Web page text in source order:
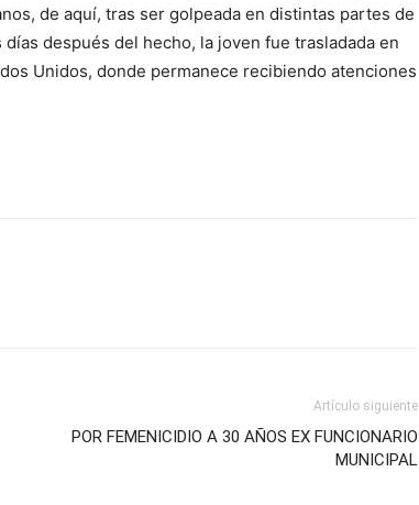
de aquí, tras ser golpeada en distintas partes de
después del hecho, la joven fue trasladada en
Unidos, donde permanece recibiendo atenciones
Artículo siguiente
POR FEMENICIDIO A 30 AÑOS EX FUNCIONARIO
MUNICIPAL